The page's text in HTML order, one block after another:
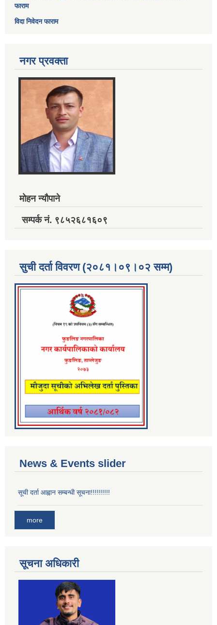
फाराम
विदा निवेदन फाराम
नगर प्रवक्ता
मोहन न्यौपाने
सम्पर्क नं. ९८५२६८१६०९
सुची दर्ता विवरण (२०८१।०९।०२ सम्म)
News & Events slider
सूची दर्ता आह्वान सम्बन्धी सूचना!!!!!!!!!!
more
सूचना अधिकारी